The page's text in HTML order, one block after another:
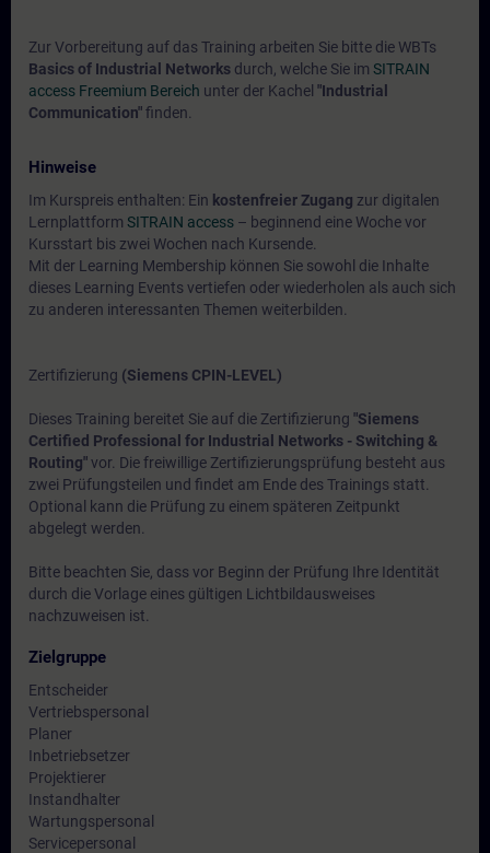
Zur Vorbereitung auf das Training arbeiten Sie bitte die WBTs
Basics of Industrial Networks durch, welche Sie im SITRAIN
access Freemium Bereich unter der Kachel "Industrial
Communication"finden.
Hinweise
Im Kurspreis enthalten: Ein kostenfreier Zugang zur digitalen
Lernplattform SITRAIN access – beginnend eine Woche vor
Kursstart bis zwei Wochen nach Kursende.
Mit der Learning Membership können Sie sowohl die Inhalte
dieses Learning Events vertiefen oder wiederholen als auch sich
zu anderen interessanten Themen weiterbilden.
Zertifizierung (Siemens CPIN-LEVEL)
Dieses Training bereitet Sie auf die Zertifizierung "Siemens
Certified Professional for Industrial Networks - Switching &
Routing"vor. Die freiwillige Zertifizierungsprüfung besteht aus
zwei Prüfungsteilen und findet am Ende des Trainings statt.
Optional kann die Prüfung zu einem späteren Zeitpunkt
abgelegt werden.
Bitte beachten Sie, dass vor Beginn der Prüfung Ihre Identität
durch die Vorlage eines gültigen Lichtbildausweises
nachzuweisen ist.
Zielgruppe
Entscheider
Vertriebspersonal
Planer
Inbetriebsetzer
Projektierer
Instandhalter
Wartungspersonal
Servicepersonal